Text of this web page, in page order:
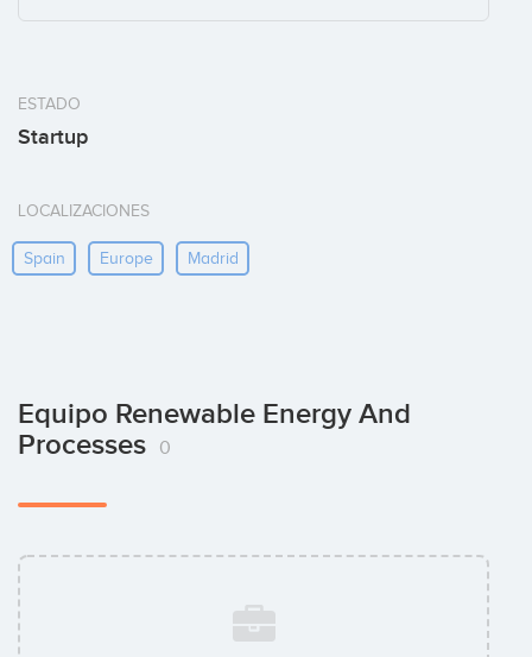
ESTADO
Startup
LOCALIZACIONES
Spain Europe Madrid
Equipo Renewable Energy And
Processes
0